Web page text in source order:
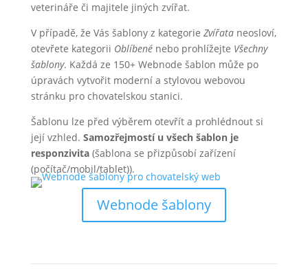
veterináře či majitele jiných zvířat.
V případě, že Vás šablony z kategorie Zvířataneosloví,
otevřete kategorii Oblíbenénebo prohlížejte Všechny
šablony. Každá ze 150+ Webnode šablon může po
úpravách vytvořit moderní a stylovou webovou
stránku pro chovatelskou stanici.
Šablonu lze před výběrem otevřít a prohlédnout si
její vzhled. Samozřejmostí u všech šablon je
responzivita(šablona se přizpůsobí zařízení
(počítač/mobil/tablet)).
Webnode šablony